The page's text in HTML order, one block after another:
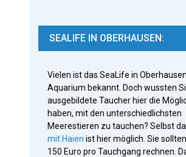
SEALIFE IN OBERHAUSEN:
Vielen ist das SeaLife in Oberhausen
Aquarium bekannt. Doch wussten
ausgebildete Taucher hier die
haben, mit den unterschiedlichsten
Meerestieren zu tauchen? Selbst
mit Haien ist hier möglich. Sie
150 Euro pro Tauchgang rechnen.